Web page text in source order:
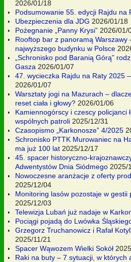
2026/01/18
Podsumowanie 55. edycji Rajdu na
Ubezpieczenia dla JDG 2026/01/18
Pożegnanie „Panny Krysi” 2026/01/
Rooftop bar z panoramą Warszawy
najwyższego budynku w Polsce
„Schronisko pod Baranią Górą”
Gasza 2026/01/07
47. wycieczka Rajdu na Raty 2025
2026/01/07
Warsztaty jogi na Mazurach –
reset ciała i głowy? 2026/01/06
Kamiennogórscy i czescy policjanci
wspólnych patroli 2025/12/31
Czasopismo „Karkonosze” 4/2025
Schronisko PTTK Murowaniec na
ma już 100 lat 2025/12/17
45. spacer historyczno-
Adwentystów Dnia Siódmego 2025/
Nowoczesne aranżacje z oferty
2025/12/04
Monitoring lasów pozostaje w gestii
2025/12/03
Telewizja Lubań już nadaje w
Pociągi pojadą do Lwówka
Grzegorz Truchanowicz i Rafał
2025/11/21
Spacer Wąwozem Wielki Sokół
Raki na buty – 7 sytuacji, w których